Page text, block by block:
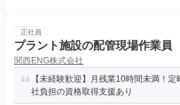
正社員
プラント施設の配管現場作業員
関西ENG株式会社
【未経験歓迎】月残業10時間未満！
社負担の資格取得支援あり